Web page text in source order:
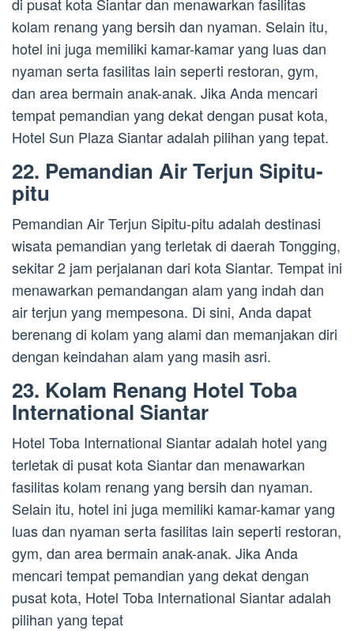
di pusat kota Siantar dan menawarkan fasilitas
kolam renang yang bersih dan nyaman. Selain itu,
hotel ini juga memiliki kamar-kamar yang luas dan
nyaman serta fasilitas lain seperti restoran, gym,
dan area bermain anak-anak. Jika Anda mencari
tempat pemandian yang dekat dengan pusat kota,
Hotel Sun Plaza Siantar adalah pilihan yang tepat.
22. Pemandian Air Terjun Sipitu-
pitu
Pemandian Air Terjun Sipitu-pitu adalah destinasi
wisata pemandian yang terletak di daerah Tongging,
sekitar 2 jam perjalanan dari kota Siantar. Tempat ini
menawarkan pemandangan alam yang indah dan
air terjun yang mempesona. Di sini, Anda dapat
berenang di kolam yang alami dan memanjakan diri
dengan keindahan alam yang masih asri.
23. Kolam Renang Hotel Toba
International Siantar
Hotel Toba International Siantar adalah hotel yang
terletak di pusat kota Siantar dan menawarkan
fasilitas kolam renang yang bersih dan nyaman.
Selain itu, hotel ini juga memiliki kamar-kamar yang
luas dan nyaman serta fasilitas lain seperti restoran,
gym, dan area bermain anak-anak. Jika Anda
mencari tempat pemandian yang dekat dengan
pusat kota, Hotel Toba International Siantar adalah
pilihan yang tepat